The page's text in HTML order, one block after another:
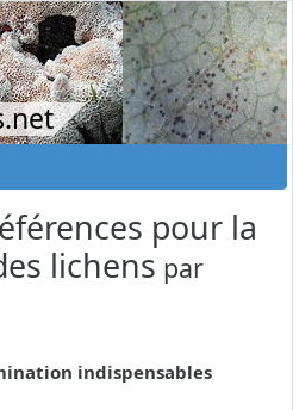
pour la
lichens par
indispensables